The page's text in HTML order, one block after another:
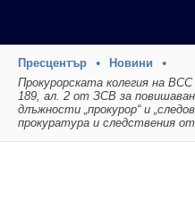
Пресцентър
Новини
Прокурорската колегия на ВСС
189, ал. 2 от ЗСВ за
длъжности „прокурор“ и
прокуратура и следствения